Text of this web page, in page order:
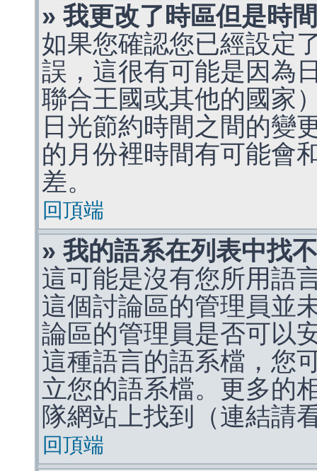
» 我更改了時區但是時
如果您確認您已經設定
誤，這很有可能是因為
聯合王國或其他的國家
日光節約時間之間的變
的月份裡時間有可能會
差。
回頂端
» 我的語系在列表中找
這可能是沒有您所用語
這個討論區的管理員並
論區的管理員是否可以
這種語言的語系檔，您
立您的語系檔。更多的
隊網站上找到（連結請
回頂端